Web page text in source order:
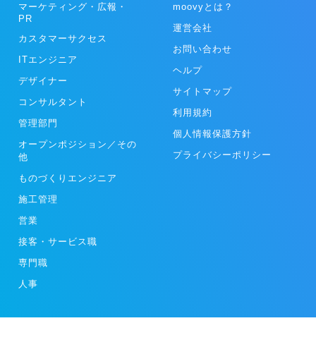
マーケティング・広報・
PR
カスタマーサクセス
ITエンジニア
デザイナー
コンサルタント
管理部門
オープンポジション／その
他
ものづくりエンジニア
施工管理
営業
接客・サービス職
専門職
人事
moovyとは？
運営会社
お問い合わせ
ヘルプ
サイトマップ
利用規約
個人情報保護方針
プライバシーポリシー